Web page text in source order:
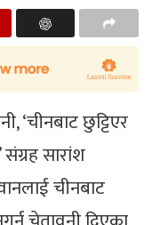
‘चीनबाट छुट्टिएर
सारांश
चीनबाट